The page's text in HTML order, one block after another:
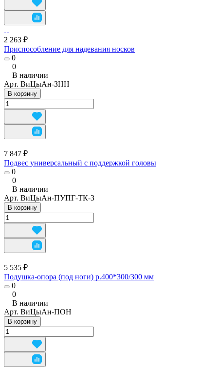
2 263 ₽
Приспособление для надевания носков
0
0
В наличии
Арт. ВиЦыАн-ЗНН
В корзину
7 847 ₽
Подвес универсальный с поддержкой головы
0
0
В наличии
Арт. ВиЦыАн-ПУПГ-ТК-3
В корзину
5 535 ₽
Подушка-опора (под ноги) р.400*300/300 мм
0
0
В наличии
Арт. ВиЦыАн-ПОН
В корзину